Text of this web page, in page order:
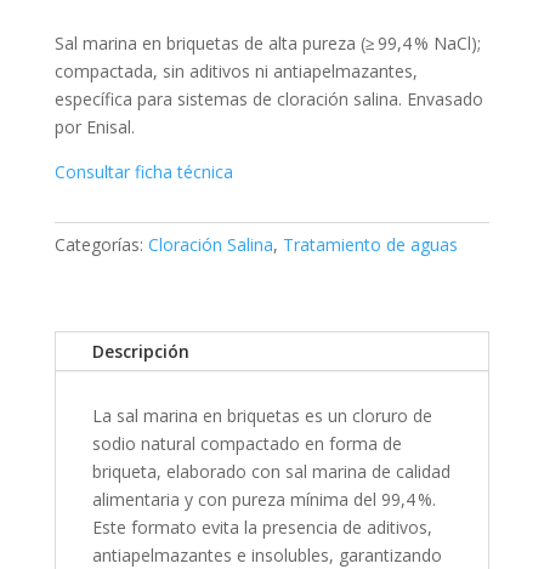
Sal marina en briquetas de alta pureza (≥ 99,4 % NaCl);
compactada, sin aditivos ni antiapelmazantes,
específica para sistemas de cloración salina. Envasado
por Enisal.
Consultar ficha técnica
Categorías: Cloración Salina, Tratamiento de aguas
Descripción
La sal marina en briquetas es un cloruro de
sodio natural compactado en forma de
briqueta, elaborado con sal marina de calidad
alimentaria y con pureza mínima del 99,4 %.
Este formato evita la presencia de aditivos,
antiapelmazantes e insolubles, garantizando